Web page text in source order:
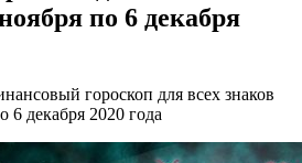
по 6 декабря
гороскоп для всех знаков
6 декабря 2020 года